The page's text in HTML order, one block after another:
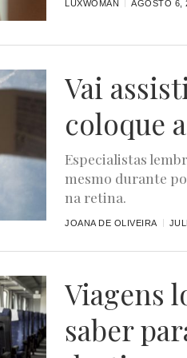
LUXWOMAN AGOSTO 6,
Vai
coloque
Especialistas
mesmo durante
na retina.
JOANA DE OLIVEIRA
Viagens
saber